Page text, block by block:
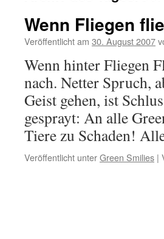
Wenn Fliegen
Veröffentlicht am 30. August 2007
Wenn hinter Fliegen
nach. Netter Spruch,
Geist gehen, ist
gesprayt: An alle
Tiere zu Schaden!
Veröffentlicht unterGreen Smilies |